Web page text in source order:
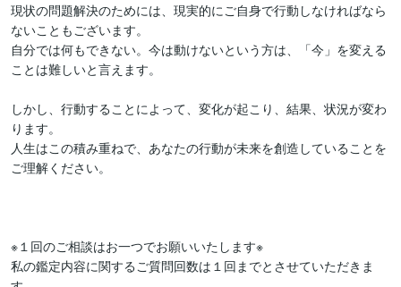
現状の問題解決のためには、現実的にご自身で行動しなければなら
ないこともございます。
自分では何もできない。今は動けないという方は、「今」を変える
ことは難しいと言えます。
しかし、行動することによって、変化が起こり、結果、状況が変わ
ります。
人生はこの積み重ねで、あなたの行動が未来を創造していることを
ご理解ください。
※１回のご相談はお一つでお願いいたします※
私の鑑定内容に関するご質問回数は１回までとさせていただきま